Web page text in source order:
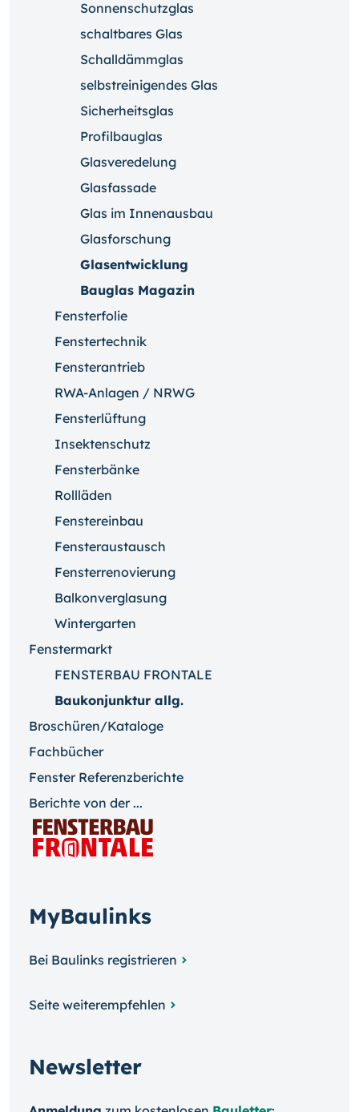
Sonnenschutzglas
schaltbares Glas
Schalldämmglas
selbstreinigendes Glas
Sicherheitsglas
Profilbauglas
Glasveredelung
Glasfassade
Glas im Innenausbau
Glasforschung
Glasentwicklung
Bauglas Magazin
Fensterfolie
Fenstertechnik
Fensterantrieb
RWA-Anlagen / NRWG
Fensterlüftung
Insektenschutz
Fensterbänke
Rollläden
Fenstereinbau
Fensteraustausch
Fensterrenovierung
Balkonverglasung
Wintergarten
Fenstermarkt
FENSTERBAU FRONTALE
Baukonjunktur allg.
Broschüren/Kataloge
Fachbücher
Fenster Referenzberichte
Berichte von der ...
MyBaulinks
Bei Baulinks registrieren
Seite weiterempfehlen
Newsletter